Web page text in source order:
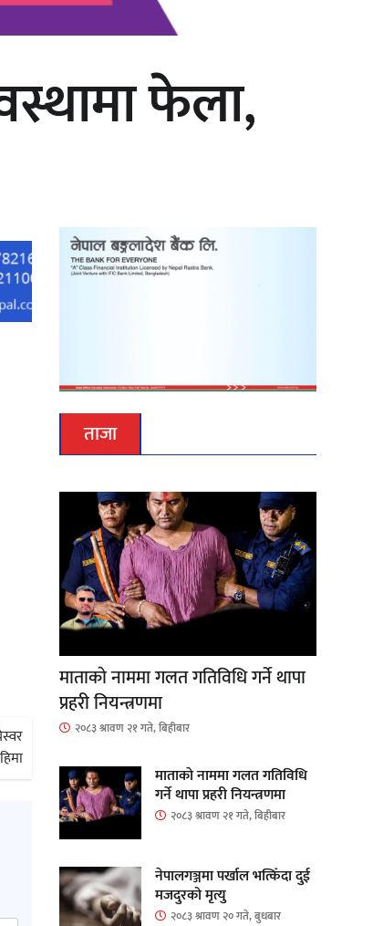
काठमाडौं युथ कन्क्लेभ २०२६ भव्यताका
साथ सम्पन्न
फेला,
ताजा
माताकाे नाममा गलत गतिविधि गर्ने थापा
प्रहरी नियन्त्रणमा
२०८३ श्रावण २१ गते, बिहीबार
माताकाे नाममा गलत गतिविधि
गर्ने थापा प्रहरी नियन्त्रणमा
२०८३ श्रावण २१ गते, बिहीबार
नेपालगञ्जमा पर्खाल भत्किँदा दुई
मजदुरको मृत्यु
२०८३ श्रावण २० गते, बुधबार